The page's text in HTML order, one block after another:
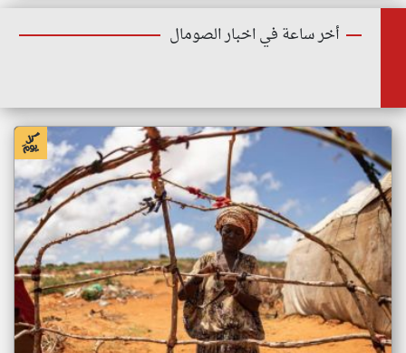
أخر ساعة في اخبار الصومال